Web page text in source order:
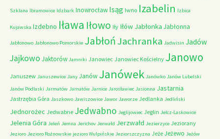
Szklana Ibramowice Idzbark Inowrocław Isąg Iwno Izabelin Izbica
Kujawska Izdebno Iława Iłowo Iły Iłów Jabłonka Jabłonna
Jabłonowo Jabłonowo Pomorskie JabłońJachranka Jadwisin Jadów
Jajkowo Jaktorów Jamniki Janowiec Janowiec Kościelny Janowo
Januszew Januszewice Jany Janów Janówek Janówko Janów Lubelski
Janów Podlaski Jarmatów Jarnatów Jarnice Jarosławiec Jasionna Jastarnia
Jastrzębia Góra Jaszkowo Jawiszowice Jawor Jaworze Jedlanka Jedliński
Jednorożec Jedwabne Jedwabno Jeglijowiec Jeglin Jelcz-Laskowice
Jelenia Góra Jeleń Jemna Jerichov Jerwałd Jerzwałd Jezierzyce Jeziorany
Jezioro Jezioro Rożnowskie jezioro Wulpińskie Jeziorszczyzna Jeże Jeżewo Jeżów